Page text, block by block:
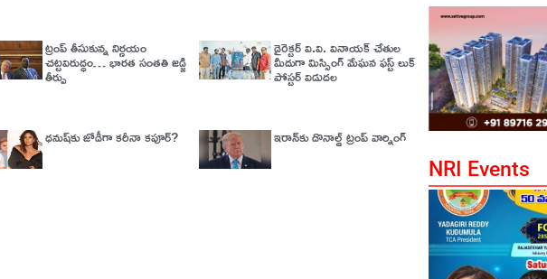
ట్రంప్‌ తీసుకున్న నిర్ణయం
చట్టవిరుద్ధం… భారత సంతతి జడ్జి
తీర్పు
డైరెక్టర్ వి.వి. వినాయక్ చేతుల
మీదుగా మిస్సింగ్ మేఘన ఫస్ట్ లుక్
పోస్టర్ విడుదల
ధనుష్‌కు జోడీగా కరీనా కపూర్? ఇరాన్‌కు డొనాల్డ్ ట్రంప్ వార్నింగ్‌
NRI Events